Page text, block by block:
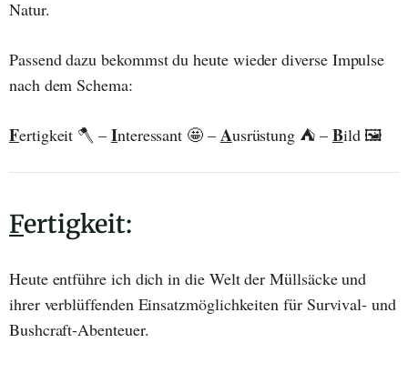
Natur.
Passend dazu bekommst du heute wieder diverse Impulse
nach dem Schema:
Fertigkeit 🪓 – Interessant 🤩 – Ausrüstung ⛺ – Bild 🖼️
Fertigkeit:
Heute entführe ich dich in die Welt der Müllsäcke und
ihrer verblüffenden Einsatzmöglichkeiten für Survival- und
Bushcraft-Abenteuer.